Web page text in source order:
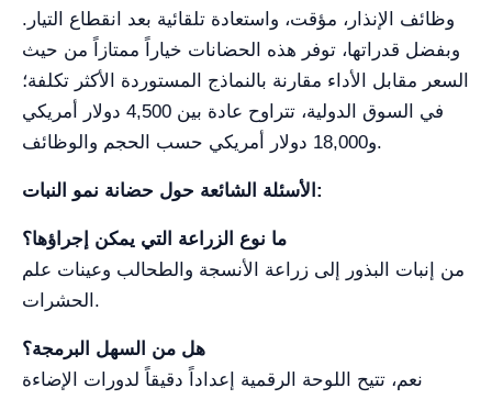
وظائف الإنذار، مؤقت، واستعادة تلقائية بعد انقطاع التيار.
وبفضل قدراتها، توفر هذه الحضانات خياراً ممتازاً من حيث
السعر مقابل الأداء مقارنة بالنماذج المستوردة الأكثر تكلفة؛
في السوق الدولية، تتراوح عادة بين 4,500 دولار أمريكي
و18,000 دولار أمريكي حسب الحجم والوظائف.
الأسئلة الشائعة حول حضانة نمو النبات:
ما نوع الزراعة التي يمكن إجراؤها؟
من إنبات البذور إلى زراعة الأنسجة والطحالب وعينات علم
الحشرات.
هل من السهل البرمجة؟
نعم، تتيح اللوحة الرقمية إعداداً دقيقاً لدورات الإضاءة